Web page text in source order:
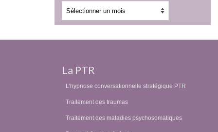
La PTR
L’hypnose conversationnelle stratégique PTR
Traitement des traumas
Traitement des maladies psychosomatiques